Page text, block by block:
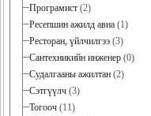
Програмист (2)
Ресепшин ажилд авна (1)
Ресторан, үйлчилгээ (3)
Сантехникийн инженер (0)
Судалгааны ажилтан (2)
Сэтгүүлч (3)
Тогооч (11)